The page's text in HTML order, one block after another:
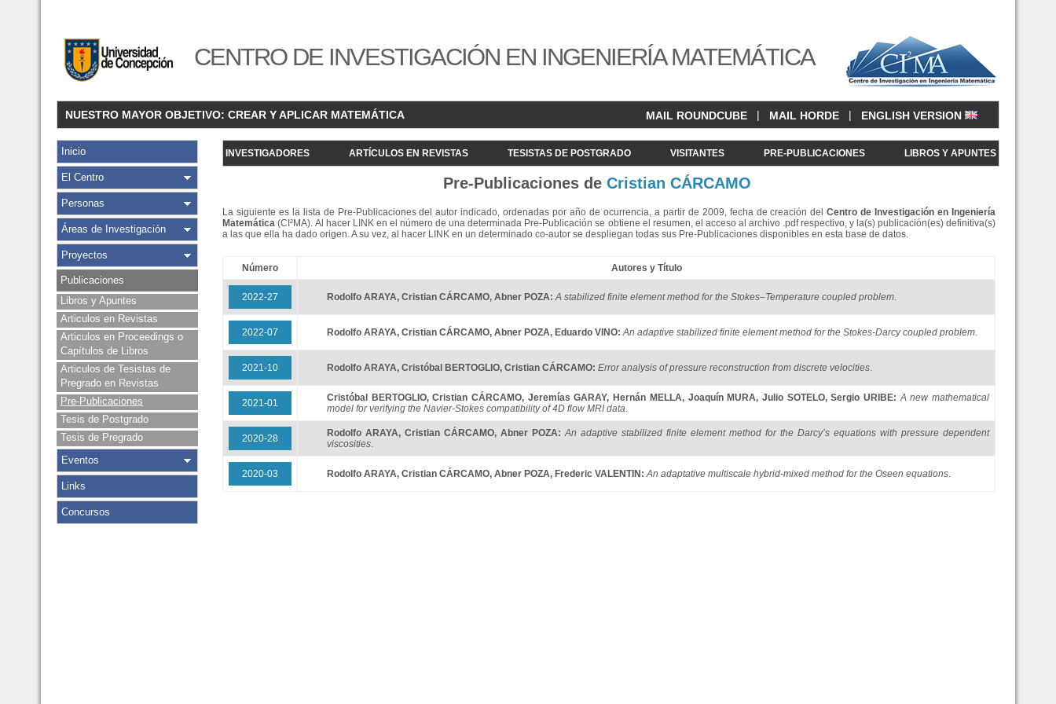
CENTRO DE INVESTIGACIÓN EN INGENIERÍA MATEMÁTICA
NUESTRO MAYOR OBJETIVO: CREAR Y APLICAR MATEMÁTICA MAIL ROUNDCUBE | MAIL HORDE | ENGLISH VERSION
Inicio
El Centro
Personas
Áreas de Investigación
Proyectos
Publicaciones
Libros y Apuntes
Articulos en Revistas
Articulos en Proceedings o
Capítulos de Libros
Articulos de Tesistas de
Pregrado en Revistas
Pre-Publicaciones
Tesis de Postgrado
Tesis de Pregrado
Eventos
Links
Concursos
INVESTIGADORES ARTÍCULOS EN REVISTAS TESISTAS DE POSTGRADO VISITANTES PRE-PUBLICACIONES LIBROS Y APUNTES
Pre-Publicaciones de Cristian CÁRCAMO
La siguiente es la lista de Pre-Publicaciones del autor indicado, ordenadas por año de ocurrencia, a partir de 2009, fecha de creación delCentro de Investigación en Ingeniería
Matemática (CI²MA). Al hacer LINK en el número de una determinada Pre-Publicación se obtiene el resumen, el acceso al archivo .pdf respectivo, y la(s) publicación(es) definitiva(s)
a las que ella ha dado origen. A su vez, al hacer LINK en un determinado co-autor se despliegan todas sus Pre-Publicaciones disponibles en esta base de datos.
Número Autores y Título
2022-27 Rodolfo ARAYA, Cristian CÁRCAMO, Abner POZA:A stabilized finite element method for the Stokes–Temperature coupled problem.
2022-07 Rodolfo ARAYA, Cristian CÁRCAMO, Abner POZA, Eduardo VINO:An adaptive stabilized finite element method for the Stokes-Darcy coupled problem.
2021-10 Rodolfo ARAYA, Cristóbal BERTOGLIO, Cristian CÁRCAMO: Error analysis of pressure reconstruction from discrete velocities.
2021-01 Cristóbal BERTOGLIO,Cristian CÁRCAMO, Jeremías GARAY, Hernán MELLA, Joaquín MURA, Julio SOTELO,Sergio URIBE:A new mathematical
model for verifying the Navier-Stokes compatibility of 4D flow MRI data.
2020-28 Rodolfo ARAYA, Cristian CÁRCAMO, Abner POZA:An adaptive stabilized finite element method for the Darcy’s equations with pressure dependent
viscosities.
2020-03 Rodolfo ARAYA, Cristian CÁRCAMO, Abner POZA, Frederic VALENTIN :An adaptative multiscale hybrid-mixed method for the Oseen equations.